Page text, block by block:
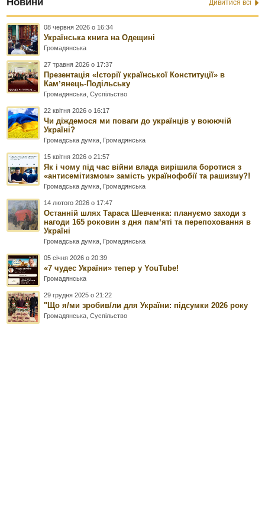
Дивитися всі
08 червня 2026 о 16:34
Українська книга на Одещині
Громадянська
27 травня 2026 о 17:37
Презентація «Історії української Конституції» в
Камʼянець-Подільську
Громадянська ,Суспільство
22 квітня 2026 о 16:17
Чи діждемося ми поваги до українців у воюючій
Україні?
Громадська думка Громадянська
15 квітня 2026 о 21:57
Як і чому під час війни влада вирішила боротися з
«антисемітизмом» замість українофобії та рашизму?!
Громадська думка Громадянська
14 лютого 2026 о 17:47
Останній шлях Тараса Шевченка: плануємо заходи з
нагоди 165 роковин з дня памʼяті та перепоховання в
Україні
Громадська думка Громадянська
05 січня 2026 о 20:39
«7 чудес України» тепер у YouTube!
Громадянська
29 грудня 2025 о 21:22
"Що я/ми зробив/ли для України: підсумки 2026 року
Громадянська ,Суспільство